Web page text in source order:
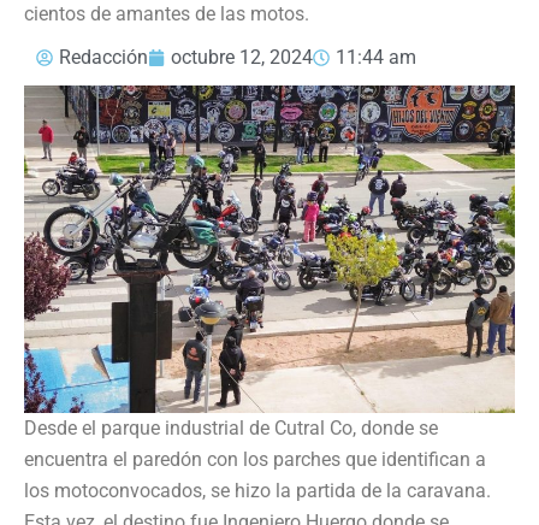
cientos de amantes de las motos.
Redacción
octubre 12, 2024 11:44 am
Desde el parque industrial de Cutral Co, donde se
encuentra el paredón con los parches que identifican a
los motoconvocados, se hizo la partida de la caravana.